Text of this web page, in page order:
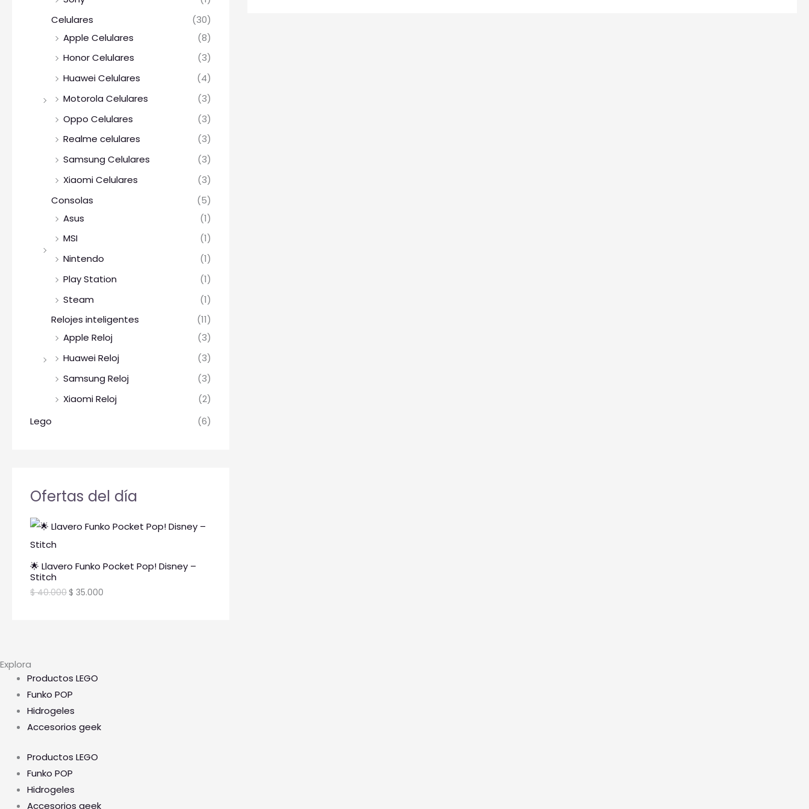
Celulares
(30)
Apple Celulares
(8)
Honor Celulares
(3)
Huawei Celulares
(4)
Motorola Celulares
(3)
Oppo Celulares
(3)
Realme celulares
(3)
Samsung Celulares
(3)
Xiaomi Celulares
(3)
Consolas
(5)
Asus
(1)
MSI
(1)
Nintendo
(1)
Play Station
(1)
Steam
(1)
Relojes inteligentes
(11)
Apple Reloj
(3)
Huawei Reloj
(3)
Samsung Reloj
(3)
Xiaomi Reloj
(2)
Lego
(6)
Ofertas del día
🌟 Llavero Funko Pocket Pop! Disney –
Stitch
$40.000 $ 35.000
Explora
Productos LEGO
Funko POP
Hidrogeles
Accesorios geek
Productos LEGO
Funko POP
Hidrogeles
Accesorios geek